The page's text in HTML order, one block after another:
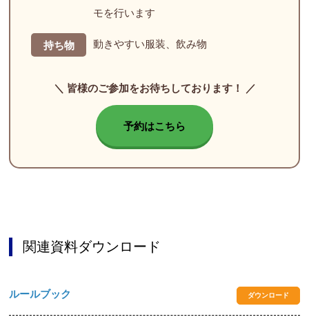
モを行います
持ち物 動きやすい服装、飲み物
＼ 皆様のご参加をお待ちしております！ ／
予約はこちら
関連資料ダウンロード
ルールブック ダウンロード